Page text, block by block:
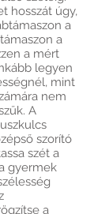
hosszát úgy,
a
a
a mért
legyen
mint
nem
A
szorító
szét a
gyermek
a